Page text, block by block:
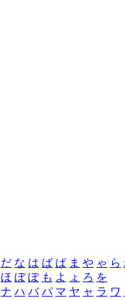
だ な は ば ぱ ま や ゃ ら
ほ ぼ ぽ も よ ょ ろ を
ナ ハ バ パ マ ヤ ャ ラ ワ